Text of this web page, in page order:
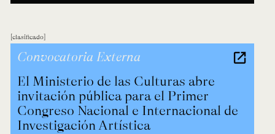
clasificado
El Ministerio de las Culturas abre
invitación pública para el Primer
Congreso Nacional e Internacional de
Investigación Artística
Convocatoria Externa